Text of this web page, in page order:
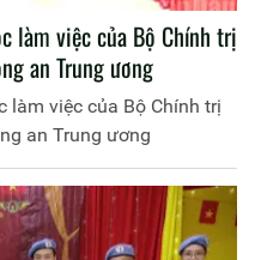
làm việc của Bộ Chính trị
an Trung ương
làm việc của Bộ Chính trị
an Trung ương